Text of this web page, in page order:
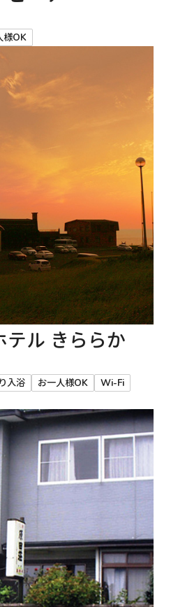
様OK
テル きららか
入浴 お一人様OK
Wi-Fi